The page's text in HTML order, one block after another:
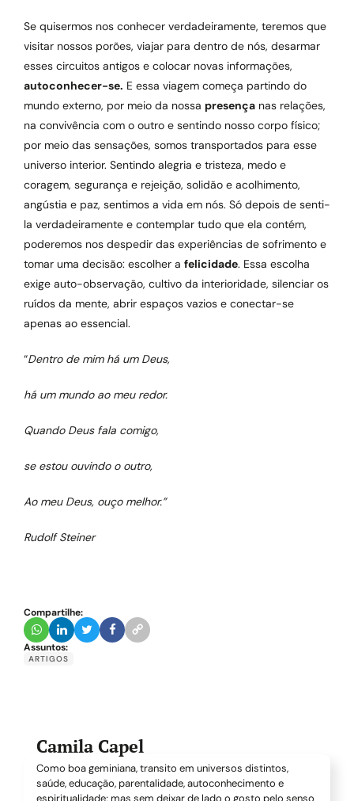
Se quisermos nos conhecer verdadeiramente, teremos que
visitar nossos porões, viajar para dentro de nós, desarmar
esses circuitos antigos e colocar novas informações,
autoconhecer-se. E essa viagem começa partindo do
mundo externo, por meio da nossa presença nas relações,
na convivência com o outro e sentindo nosso corpo físico;
por meio das sensações, somos transportados para esse
universo interior. Sentindo alegria e tristeza, medo e
coragem, segurança e rejeição, solidão e acolhimento,
angústia e paz, sentimos a vida em nós. Só depois de senti-
la verdadeiramente e contemplar tudo que ela contém,
poderemos nos despedir das experiências de sofrimento e
tomar uma decisão: escolher a felicidade. Essa escolha
exige auto-observação, cultivo da interioridade, silenciar os
ruídos da mente, abrir espaços vazios e conectar-se
apenas ao essencial.
“Dentro de mim há um Deus,
há um mundo ao meu redor.
Quando Deus fala comigo,
se estou ouvindo o outro,
Ao meu Deus, ouço melhor.”
Rudolf Steiner
Compartilhe:
Assuntos:
ARTIGOS
Camila Capel
Como boa geminiana, transito em universos distintos,
saúde, educação, parentalidade, autoconhecimento e
espiritualidade; mas sem deixar de lado o gosto pelo senso